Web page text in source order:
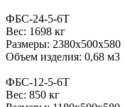
ФБС-24-5-6Т
Вес: 1698 кг
Размеры: 2380х500х580
Объем изделия: 0,68 м3
ФБС-12-5-6Т
Вес: 850 кг